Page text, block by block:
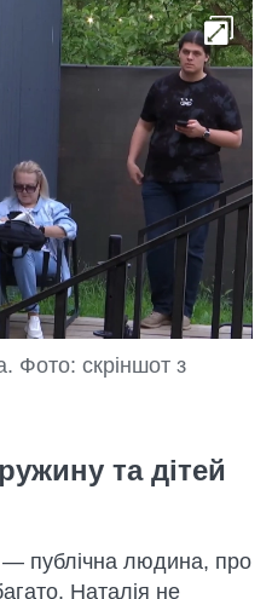
Фото: скріншот з
та дітей
публічна людина, про
Наталія не